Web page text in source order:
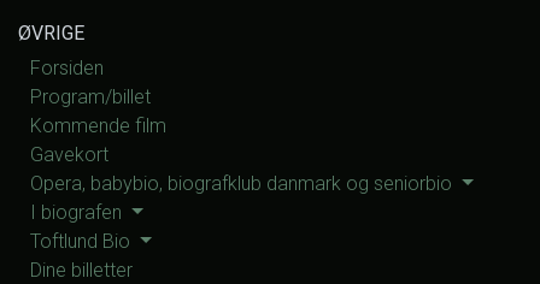
ØVRIGE
Forsiden
Program/billet
Kommende film
Gavekort
Opera, babybio, biografklub danmark og seniorbio
I biografen
Toftlund Bio
Dine billetter